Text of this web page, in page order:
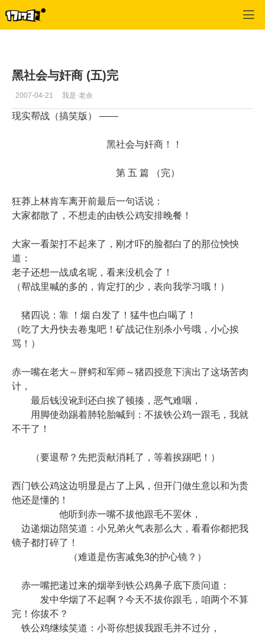
黑社会与奸商 (五)完
2007-04-21 我是·老余
现实帮战（搞笑版） ——
黑社会与奸商！！
第 五 篇 （完）
狂莽上林肯车离开前最后一句话说：
大家都散了，不想走的由铁公鸡安排晚餐！
大家一看架打不起来了，刚才吓的脸都白了的那位怏怏
道：
老子还想一战成名呢，看来没机会了！
（帮战里喊的多的，肯定打的少，表向我学习哦！）
猪四说：靠 ！烟 白发了！猛牛也白喝了！
（吃了大丹快去卷鬼吧！矿战记住别杀小号哦，小心挨
骂！）
赤一嘴在老大～胖鳄和军师～猪四授意下演出了这场苦肉
计，
最后钱没讹到还白挨了顿揍，恶气难咽，
用脚使劲踢着肺轮胎喊到：不拔铁公鸡一跟毛，我就
不干了！
（要退帮？先把贡献消耗了，等着挨踢吧！）
西门铁公鸡这边明显是占了上风，但开门做生意以和为贵
他还是懂的！
他听到赤一嘴不拔他跟毛不罢休，
边递烟边陪笑道：小兄弟火气表那么大，看看你都把我
镜子都打碎了！
（难道是伤害减免3的护心镜？）
赤一嘴把递过来的烟举到铁公鸡鼻子底下质问道：
发中华烟了不起啊？今天不拔你跟毛，咱两个不算
完！你拔不？
铁公鸡继续笑道：小哥你想拔我跟毛并不过分，